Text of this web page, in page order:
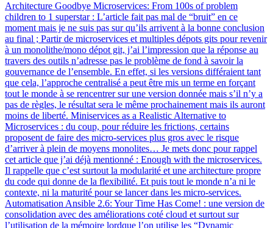
Architecture Goodbye Microservices: From 100s of problem
children to 1 superstar : L’article fait pas mal de “bruit” en ce
moment mais je ne suis pas sur qu’ils arrivent à la bonne conclusion
au final ; Partir de microservices et multiples dépots gits pour revenir
à un monolithe/mono dépot git, j’ai l’impression que la réponse au
travers des outils n’adresse pas le problème de fond à savoir la
gouvernance de l’ensemble. En effet, si les versions différaient tant
que cela, l’approche centralisé a peut être mis un terme en forçant
tout le monde à se rencentrer sur une version donnée mais s’il n’y a
pas de règles, le résultat sera le même prochainement mais ils auront
moins de liberté. Miniservices as a Realistic Alternative to
Microservices : du coup, pour réduire les frictions, certains
proposent de faire des micro-services plus gros avec le risque
d’arriver à plein de moyens monolites… Je mets donc pour rappel
cet article que j’ai déjà mentionné : Enough with the microservices.
Il rappelle que c’est surtout la modularité et une architecture propre
du code qui donne de la flexibilité. Et puis tout le monde n’a ni le
contexte, ni la maturité pour se lancer dans les micro-services.
Automatisation Ansible 2.6: Your Time Has Come! : une version de
consolidation avec des améliorations coté cloud et surtout sur
l’utilisation de la mémoire lordque l’on utilise les “Dynamic